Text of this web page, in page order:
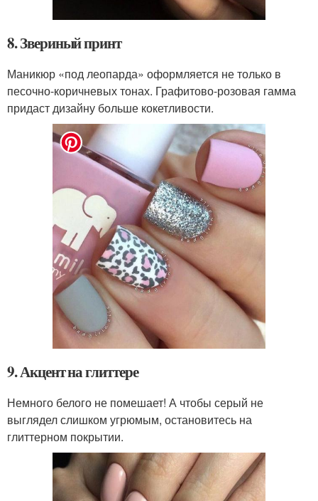
8. Звериный принт
Маникюр «под леопарда» оформляется не только в
песочно-коричневых тонах. Графитово-розовая гамма
придаст дизайну больше кокетливости.
9. Акцент на глиттере
Немного белого не помешает! А чтобы серый не
выглядел слишком угрюмым, остановитесь на
глиттерном покрытии.